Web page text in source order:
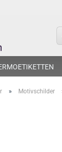
» Motivschilder